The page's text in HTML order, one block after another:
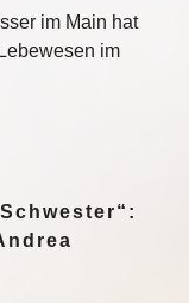
im Main hat
im